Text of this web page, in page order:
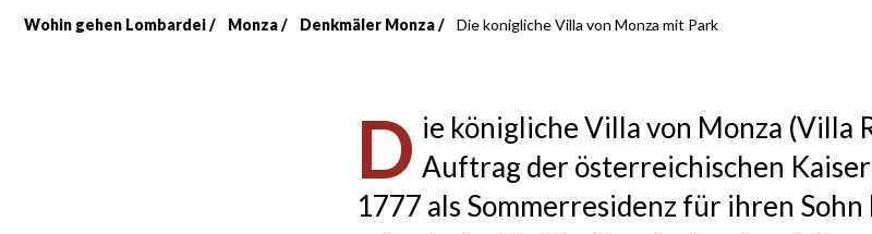
Breadcrumb
Wohin gehen Lombardei Monza Denkmäler Monza Die konigliche Villa von Monza mit Park
D ie königliche Villa von Monza (Villa
Auftrag der österreichischen
1777 als Sommerresidenz für ihren Sohn